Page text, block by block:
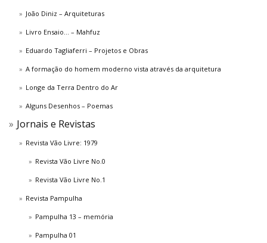
João Diniz – Arquiteturas
Livro Ensaio… – Mahfuz
Eduardo Tagliaferri – Projetos e Obras
A formação do homem moderno vista através da arquitetura
Longe da Terra Dentro do Ar
Alguns Desenhos – Poemas
Jornais e Revistas
Revista Vão Livre: 1979
Revista Vão Livre No.0
Revista Vão Livre No.1
Revista Pampulha
Pampulha 13 – memória
Pampulha 01